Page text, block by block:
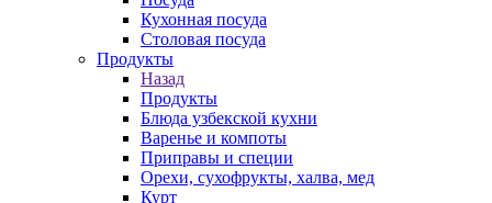
Кухонная посуда
Столовая посуда
Продукты
Назад
Продукты
Блюда узбекской кухни
Варенье и компоты
Приправы и специи
Орехи, сухофрукты, халва, мед
Курт